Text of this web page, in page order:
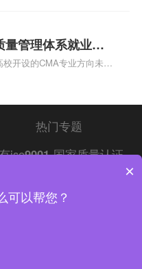
体系认证知识，详情可
管理体系就业方
与认证就业方向
开设的CMA专业方向未来
向如何、cma就业方向有
向、大学生考完cma，就
关iso体系认证知识，详情
热门专题
iso9001 国家质量认证
问
Copyright © 2022
×
可以帮您？